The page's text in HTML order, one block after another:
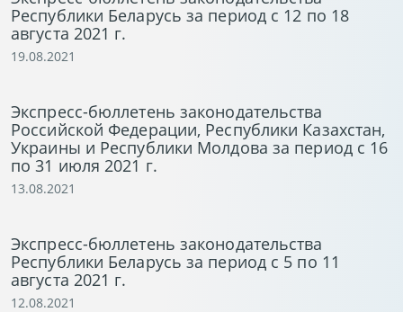
Республики Беларусь за период с 12 по 18
августа 2021 г.
19.08.2021
Экспресс-бюллетень законодательства
Российской Федерации, Республики Казахстан,
Украины и Республики Молдова за период с 16
по 31 июля 2021 г.
13.08.2021
Экспресс-бюллетень законодательства
Республики Беларусь за период с 5 по 11
августа 2021 г.
12.08.2021